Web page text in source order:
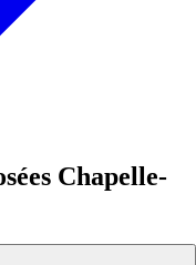
Chapelle-